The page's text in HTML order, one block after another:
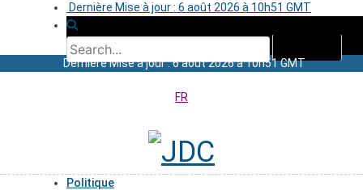
Dernière Mise à jour : 6 août 2026 à 10h51 GMT
Dernière Mise à jour : 6 août 2026 à 10h51 GMT
FR
Politique